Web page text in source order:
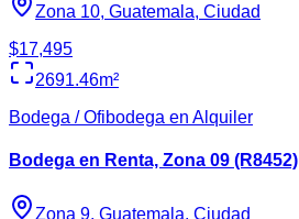
Zona 10, Guatemala, Ciudad
$17,495
2691.46m²
Bodega / Ofibodega en Alquiler
Bodega en Renta, Zona 09 (R8452)
Zona 9, Guatemala, Ciudad